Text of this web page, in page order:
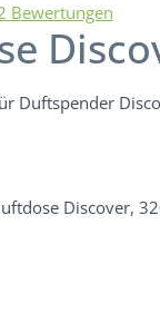
von 5
Bewertungen
Duftspender